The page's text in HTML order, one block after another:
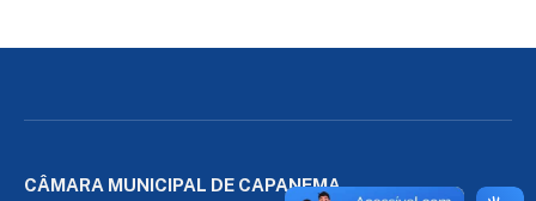
CÂMARA MUNICIPAL DE CAPANEMA